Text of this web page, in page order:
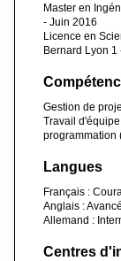
Master en
- Juin 2016
Licence en
Bernard Lyon 1
Gestion de
Travail
programmation
Langues
Français :
Anglais :
Allemand :
Centres